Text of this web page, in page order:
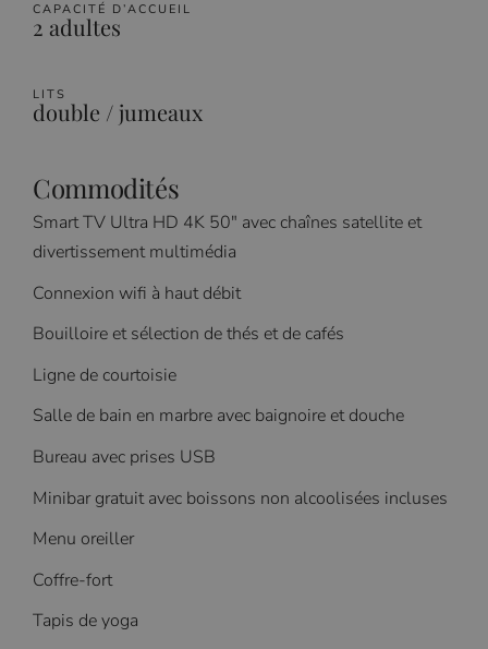
CAPACITÉ D’ACCUEIL
2 adultes
LITS
double / jumeaux
Commodités
Smart TV Ultra HD 4K 50″ avec chaînes satellite et
divertissement multimédia
Connexion wifi à haut débit
Bouilloire et sélection de thés et de cafés
Ligne de courtoisie
Salle de bain en marbre avec baignoire et douche
Bureau avec prises USB
Minibar gratuit avec boissons non alcoolisées incluses
Menu oreiller
Coffre-fort
Tapis de yoga